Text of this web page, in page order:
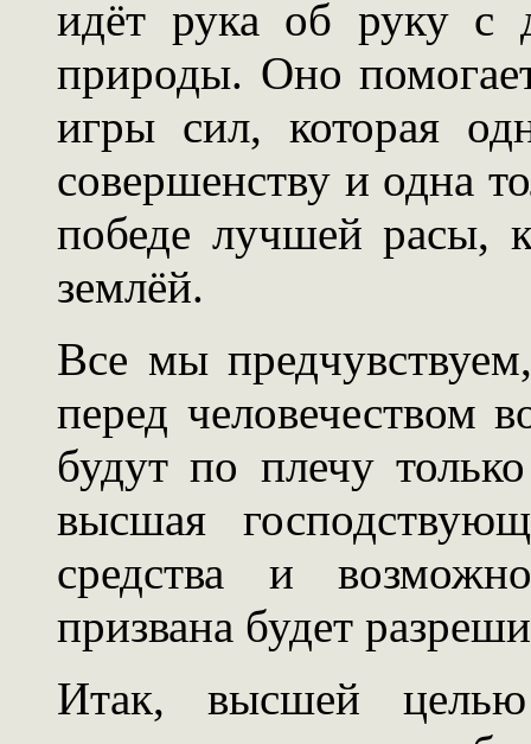
идёт рука об руку с
природы. Оно
игры сил, которая
совершенству и одна
победе лучшей расы,
землёй.
Все мы
перед человечеством
будут по плечу
высшая
средства и
призвана будет
Итак, высшей целью